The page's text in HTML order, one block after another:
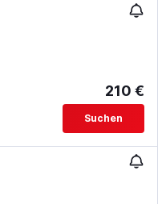
210 €
Suchen